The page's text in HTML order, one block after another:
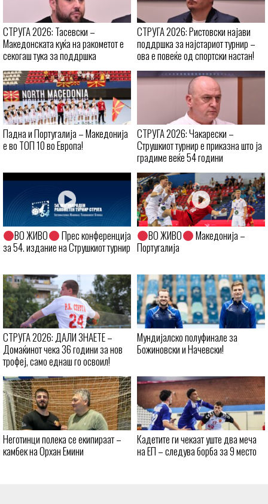
СТРУГА 2026: Тасевски –
Македонската куќа на ракометот е
секогаш тука за поддршка
СТРУГА 2026: Ристовски најави
поддршка за најстариот турнир –
ова е повеќе од спортски настан!
Падна и Португалија – Македонија
е во ТОП 10 во Европа!
СТРУГА 2026: Чакарески –
Струшкиот турнир е приказна што ја
градиме веќе 54 години
ВО ЖИВО
Прес конференција
за 54. издание на Струшкиот турнир
ВО ЖИВО
Македонија –
Португалија
СТРУГА 2026: ДАЛИ ЗНАЕТЕ –
Домаќинот чека 36 години за нов
трофеј, само еднаш го освоил!
Мундијалско полуфинале за
Божиновски и Начевски!
Неготинци полека се екипираат –
камбек на Орхан Емини
Кадетите ги чекаат уште два меча
на ЕП – следува борба за 9 место